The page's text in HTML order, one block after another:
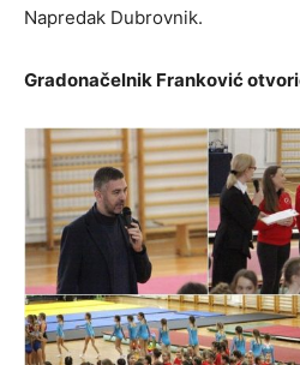
Napredak Dubrovnik.
Gradonačelnik Franković